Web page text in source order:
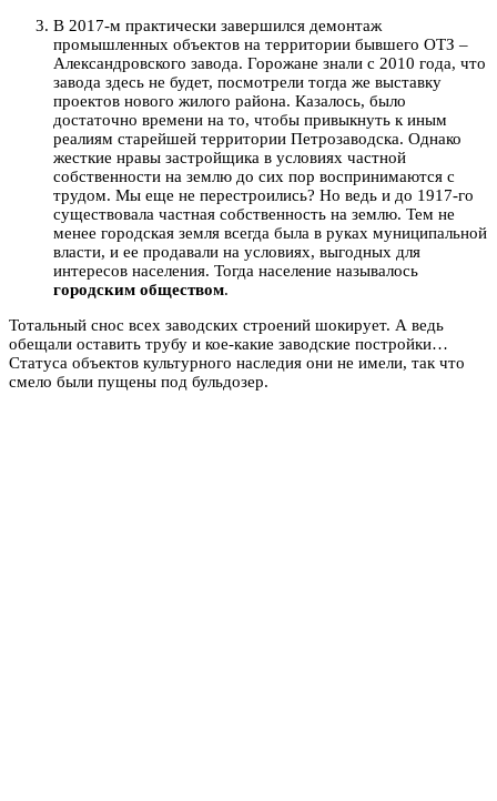
В 2017-м практически завершился демонтаж
промышленных объектов на территории бывшего ОТЗ –
Александровского завода. Горожане знали с 2010 года, что
завода здесь не будет, посмотрели тогда же выставку
проектов нового жилого района. Казалось, было
достаточно времени на то, чтобы привыкнуть к иным
реалиям старейшей территории Петрозаводска. Однако
жесткие нравы застройщика в условиях частной
собственности на землю до сих пор воспринимаются с
трудом. Мы еще не перестроились? Но ведь и до 1917-го
существовала частная собственность на землю. Тем не
менее городская земля всегда была в руках муниципальной
власти, и ее продавали на условиях, выгодных для
интересов населения. Тогда население называлось
городским обществом.
Тотальный снос всех заводских строений шокирует. А ведь
обещали оставить трубу и кое-какие заводские постройки…
Статуса объектов культурного наследия они не имели, так что
смело были пущены под бульдозер.